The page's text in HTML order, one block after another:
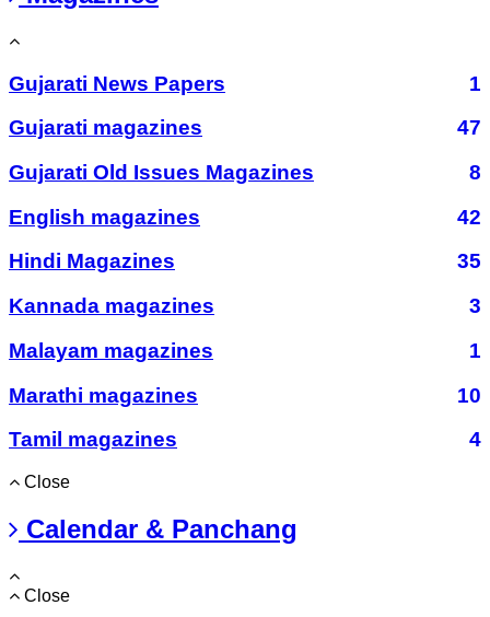
Gujarati News Papers
1
Gujarati magazines
47
Gujarati Old Issues Magazines
8
English magazines
42
Hindi Magazines
35
Kannada magazines
3
Malayam magazines
1
Marathi magazines
10
Tamil magazines
4
Close
Calendar & Panchang
Close